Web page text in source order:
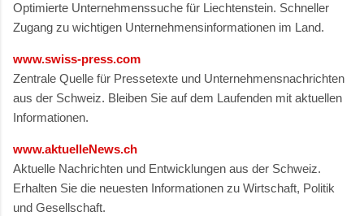
Optimierte Unternehmenssuche für Liechtenstein. Schneller
Zugang zu wichtigen Unternehmensinformationen im Land.
www.swiss-press.com
Zentrale Quelle für Pressetexte und Unternehmensnachrichten
aus der Schweiz. Bleiben Sie auf dem Laufenden mit aktuellen
Informationen.
www.aktuelleNews.ch
Aktuelle Nachrichten und Entwicklungen aus der Schweiz.
Erhalten Sie die neuesten Informationen zu Wirtschaft, Politik
und Gesellschaft.